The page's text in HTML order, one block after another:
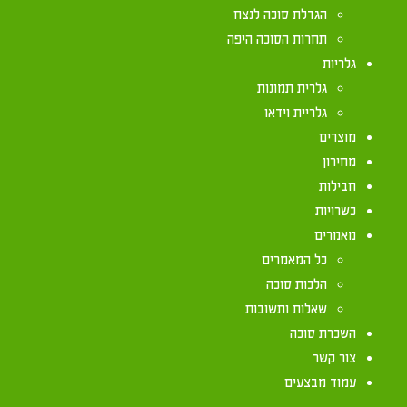
הגדלת סוכה לנצח
תחרות הסוכה היפה
גלריות
גלרית תמונות
גלריית וידאו
מוצרים
מחירון
חבילות
כשרויות
מאמרים
כל המאמרים
הלכות סוכה
שאלות ותשובות
השכרת סוכה
צור קשר
עמוד מבצעים